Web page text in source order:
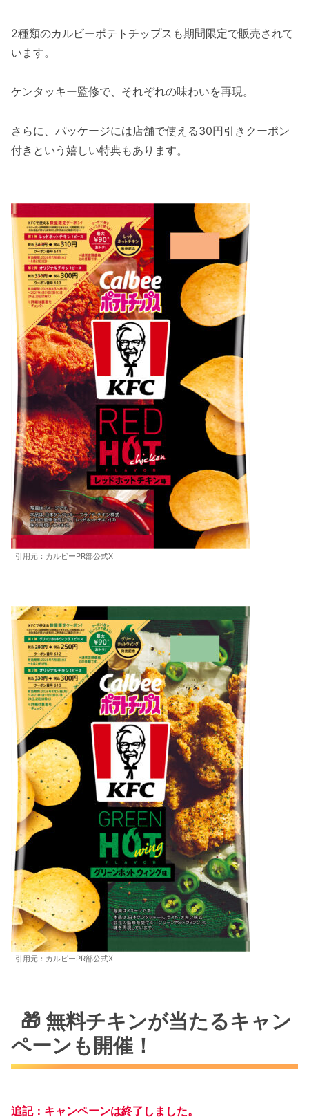
2種類のカルビーポテトチップスも期間限定で販売されて
います。
ケンタッキー監修で、それぞれの味わいを再現。
さらに、パッケージには店舗で使える30円引きクーポン
付きという嬉しい特典もあります。
引用元：カルビーPR部公式X
引用元：カルビーPR部公式X
🎁 無料チキンが当たるキャン
ペーンも開催！
追記：キャンペーンは終了し ました。